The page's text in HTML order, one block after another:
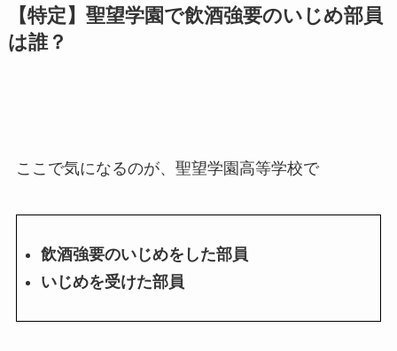
【特定】聖望学園で飲酒強要のいじめ部員
は誰？
ここで気になるのが、聖望学園高等学校で
飲酒強要のいじめをした部員
いじめを受けた部員